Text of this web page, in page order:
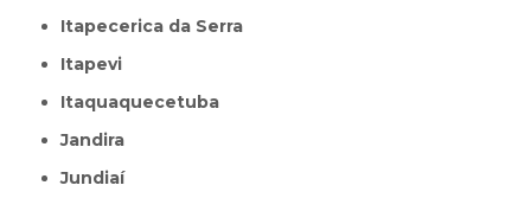
Itapecerica da Serra
Itapevi
Itaquaquecetuba
Jandira
Jundiaí